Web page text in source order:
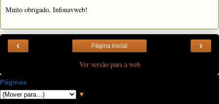
Muito obrigado, Infonavweb!
‹ ›
Página inicial
Ver versão para a web
Páginas
▼